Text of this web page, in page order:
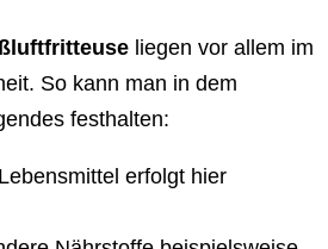
liegen vor allem im
So kann man in dem
festhalten:
erfolgt hier